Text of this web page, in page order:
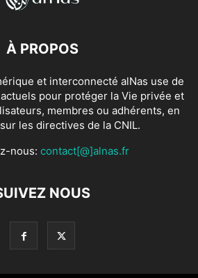
À PROPOS
et interconnecté alNas use de
pour protéger la Vie privée et
membres ou adhérents, en
sur les directives de la CNIL.
nous: contact[@]alnas.fr
NOUS